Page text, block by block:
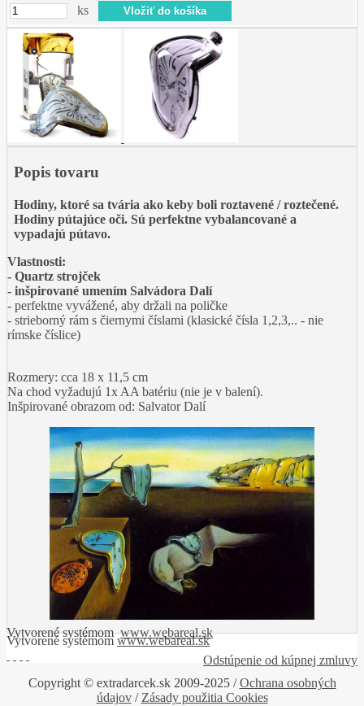
ks
Popis tovaru
Hodiny, ktoré sa tvária ako keby boli roztavené / roztečené.
Hodiny pútajúce oči. Sú perfektne vybalancované a
vypadajú pútavo.
Vlastnosti:
- Quartz strojček
- inšpirované umením Salvádora Dalí
- perfektne vyvážené, aby držali na poličke
- strieborný rám s čiernymi číslami (klasické čísla 1,2,3,.. - nie
rímske číslice)
Rozmery: cca 18 x 11,5 cm
Na chod vyžadujú 1x AA batériu (nie je v balení).
Inšpirované obrazom od: Salvator Dalí
Vytvorené systémom www.webareal.sk
Vytvorené systémom www.webareal.sk
Odstúpenie od kúpnej zmluvy
Copyright © extradarcek.sk 2009-2025 /Ochrana osobných
údajov/ Zásady použitia Cookies